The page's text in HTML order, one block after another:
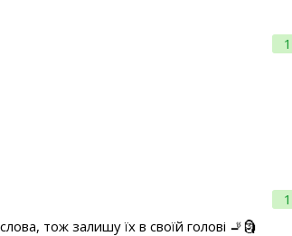
1
1
тож залишу їх в своїй голові 🚬🗿